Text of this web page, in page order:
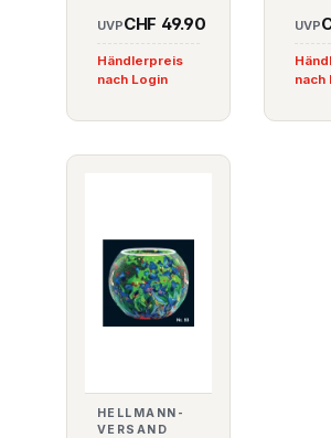
UVPCHF 49.90
Händlerpreis
nach Login
UVP
nach
HELLMANN-
VERSAND